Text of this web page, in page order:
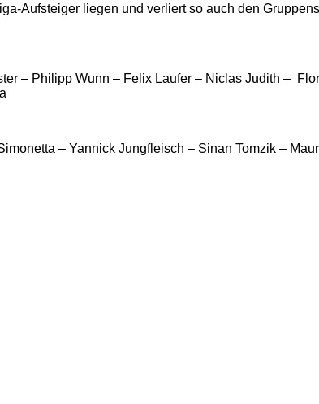
Aufsteiger liegen und verliert so auch den
– Philipp Wunn – Felix Laufer – Niclas Judith –
– Yannick Jungfleisch – Sinan Tomzik –